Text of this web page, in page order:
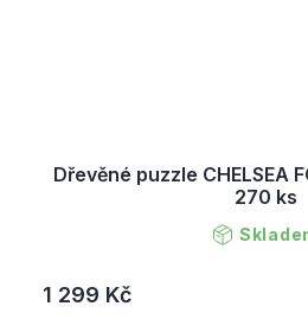
Dřevěné puzzle CHELSEA
270 ks
1 299 Kč